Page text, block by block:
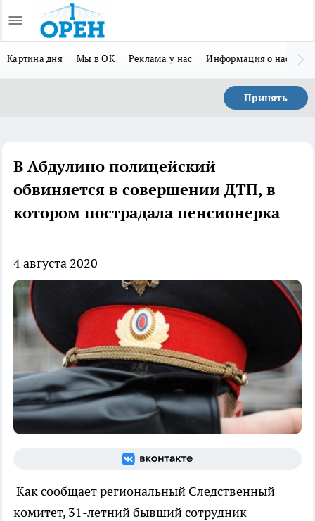
Картина дня Мы в ОК Реклама у нас Информация о нас
Принять
В Абдулино полицейский
обвиняется в совершении ДТП, в
котором пострадала пенсионерка
4 августа 2020
Как сообщает региональный Следственный
комитет, 31-летний бывший сотрудник